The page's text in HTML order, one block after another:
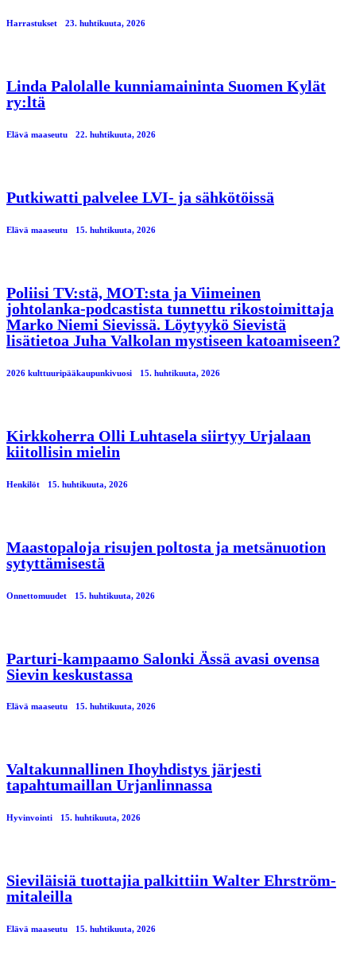
Harrastukset 23. huhtikuuta, 2026
Linda Palolalle kunniamaininta Suomen Kylät
ry:ltä
Elävä maaseutu 22. huhtikuuta, 2026
Putkiwatti palvelee LVI- ja sähkötöissä
Elävä maaseutu 15. huhtikuuta, 2026
Poliisi TV:stä, MOT:sta ja Viimeinen
johtolanka-podcastista tunnettu rikostoimittaja
Marko Niemi Sievissä. Löytyykö Sievistä
lisätietoa Juha Valkolan mystiseen katoamiseen?
2026 kulttuuripääkaupunkivuosi 15. huhtikuuta, 2026
Kirkkoherra Olli Luhtasela siirtyy Urjalaan
kiitollisin mielin
Henkilöt 15. huhtikuuta, 2026
Maastopaloja risujen poltosta ja metsänuotion
sytyttämisestä
Onnettomuudet 15. huhtikuuta, 2026
Parturi-kampaamo Salonki Ässä avasi ovensa
Sievin keskustassa
Elävä maaseutu 15. huhtikuuta, 2026
Valtakunnallinen Ihoyhdistys järjesti
tapahtumaillan Urjanlinnassa
Hyvinvointi 15. huhtikuuta, 2026
Sieviläisiä tuottajia palkittiin Walter Ehrström-
mitaleilla
Elävä maaseutu 15. huhtikuuta, 2026